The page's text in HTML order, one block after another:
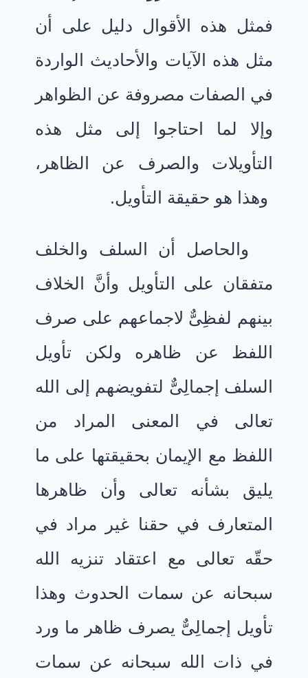
فمثل هذه الأقوال دليل على أن
مثل هذه الآيات والأحاديث الواردة
في الصفات مصروفة عن الظواهر
وإلا لما احتاجوا إلى مثل هذه
التأويلات والصرف عن الظاهر،
وهذا هو حقيقة التأويل.
والحاصل أن السلف والخلف
متفقان على التأويل وأنَّ الخلاف
بينهم لفظِىٌّ لاجماعهم على صرف
اللفظ عن ظاهره ولكن تأويل
السلف إجمالِىٌّ لتفويضهم إلى الله
تعالى في المعنى المراد من
اللفظ مع الإيمان بحقيقتها على ما
يليق بشأنه تعالى وأن ظاهرها
المتعارف في حقنا غير مراد في
حقّه تعالى مع اعتقاد تنزيه الله
سبحانه عن سمات الحدوث وهذا
تأويل إجمالِىٌّ يصرف ظاهر ما ورد
في ذات الله سبحانه عن سمات